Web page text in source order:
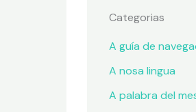
Categorias
A guía de
A nosa lingua
A palabra del